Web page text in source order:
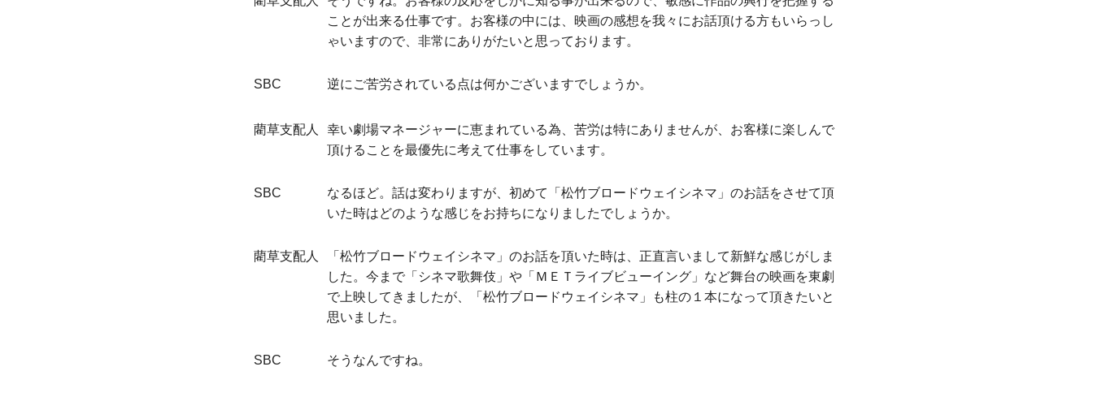
ことが出来る仕事です。お客様の中には、映画の感想を我々にお話頂ける方もいらっし
ゃいますので、非常にありがたいと思っております。
SBC 逆にご苦労されている点は何かございますでしょうか。
藺草支配人
幸い劇場マネージャーに恵まれている為、苦労は特にありませんが、お客様に楽しんで
頂けることを最優先に考えて仕事をしています。
SBC
なるほど。話は変わりますが、初めて「松竹ブロードウェイシネマ」のお話をさせて頂
いた時はどのような感じをお持ちになりましたでしょうか。
藺草支配人
「松竹ブロードウェイシネマ」のお話を頂いた時は、正直言いまして新鮮な感じがしま
した。今まで「シネマ歌舞伎」や「ＭＥＴライブビューイング」など舞台の映画を東劇
で上映してきましたが、「松竹ブロードウェイシネマ」も柱の１本になって頂きたいと
思いました。
SBC そうなんですね。